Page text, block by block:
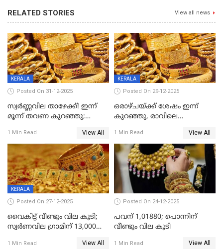
RELATED STORIES View all news
KERALA
Posted On 31-12-2025
സ്വർണ്ണവില താഴേക്ക്! ഇന്ന്
മൂന്ന് തവണ കുറഞ്ഞു;
1 Min Read View All
KERALA
Posted On 29-12-2025
ഒരാഴ്ചയ്ക്ക് ശേഷം ഇന്ന്
കുറഞ്ഞു, രാവിലെ
ഇടിവ്
1 Min Read View All
KERALA
Posted On 27-12-2025
വൈകിട്ട് വീണ്ടും വില കൂടി;
സ്വർണവില ഗ്രാമിന് 13,000
റെക്കോർഡ്
1 Min Read View All
Posted On 24-12-2025
പവന് 1,01880; പൊന്നിന്
വീണ്ടും വില കൂടി
1 Min Read View All